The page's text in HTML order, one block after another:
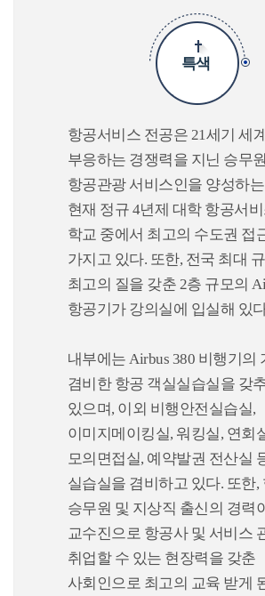
특색
항공서비스 전공은 21세기 세
부응하는 경쟁력을 지닌 승무
항공관광 서비스인을 양성하
현재 정규 4년제 대학 항공서
학교 중에서 최고의 수도권 접
가지고 있다. 또한, 전국 최대
최고의 질을 갖춘 2층 규모의
항공기가 강의실에 입실해 있
내부에는 Airbus 380 비행기의
겸비한 항공 객실실습실을 갖
있으며, 이외 비행안전실습실,
이미지메이킹실, 워킹실, 연회
모의면접실, 예약발권 전산실
실습실을 겸비하고 있다. 또한,
승무원 및 지상직 출신의 경력
교수진으로 항공사 및 서비스
취업할 수 있는 현장력을 갖춘
사회인으로 최고의 교육 받게